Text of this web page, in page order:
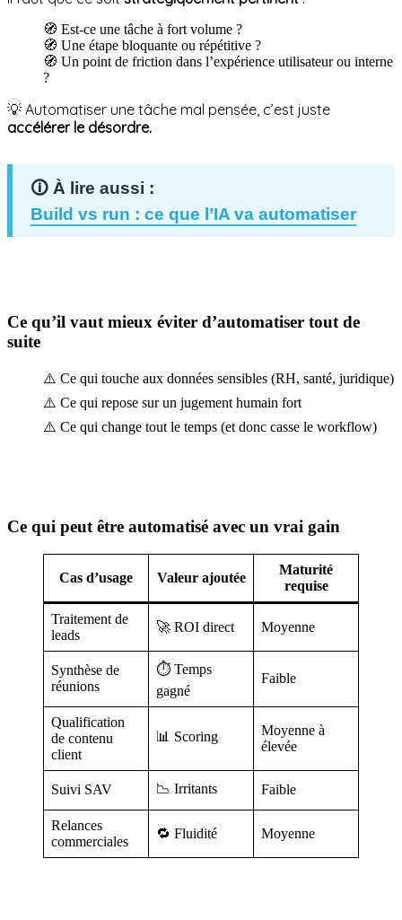
🧭 Est-ce une tâche à fort volume ?
🧭 Une étape bloquante ou répétitive ?
🧭 Un point de friction dans l’expérience utilisateur ou interne
?
💡 Automatiser une tâche mal pensée, c’est juste
accélérer le désordre.
Build vs run : ce que l’IA va automatiser
Ce qu’il vaut mieux éviter d’automatiser tout de
suite
⚠️ Ce qui touche aux données sensibles (RH, santé, juridique)
⚠️ Ce qui repose sur un jugement humain fort
⚠️ Ce qui change tout le temps (et donc casse le workflow)
Ce qui peut être automatisé avec un vrai gain
Cas d’usage Valeur ajoutée
Maturité
requise
Traitement de
leads
🚀 ROI direct Moyenne
Synthèse de
réunions
⏱ Temps
gagné
Faible
Qualification
de contenu
client
📊 Scoring
Moyenne à
élevée
Suivi SAV 📉 Irritants Faible
Relances
commerciales
🔁 Fluidité Moyenne